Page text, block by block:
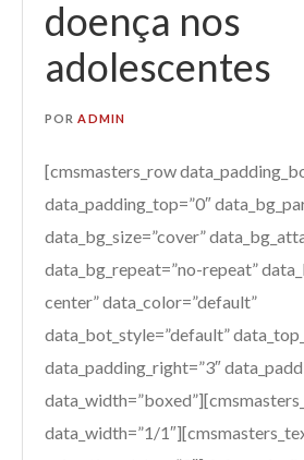
doença nos
adolescentes
PORADMIN
[cmsmasters_row
data_padding_top=”0″
data_bg_size=”cover”
data_bg_repeat=”no-repeat”
center” data_color=”default”
data_bot_style=”default”
data_padding_right=”3″
data_width=”1/